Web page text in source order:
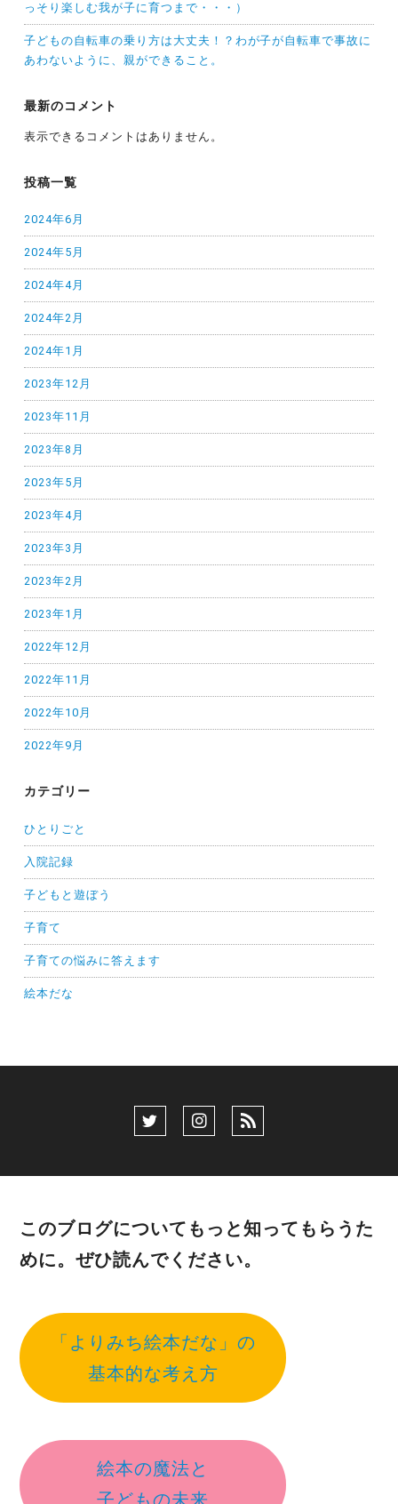
っそり楽しむ我が子に育つまで・・・）
子どもの自転車の乗り方は大丈夫！？わが子が自転車で事故に
あわないように、親ができること。
最新のコメント
表示できるコメントはありません。
投稿一覧
2024年6月
2024年5月
2024年4月
2024年2月
2024年1月
2023年12月
2023年11月
2023年8月
2023年5月
2023年4月
2023年3月
2023年2月
2023年1月
2022年12月
2022年11月
2022年10月
2022年9月
カテゴリー
ひとりごと
入院記録
子どもと遊ぼう
子育て
子育ての悩みに答えます
絵本だな
このブログについてもっと知ってもらうた
めに。ぜひ読んでください。
「よりみち絵本だな」の
基本的な考え方
絵本の魔法と